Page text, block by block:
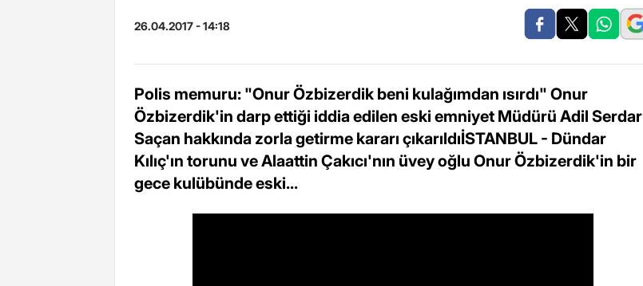
26.04.2017 - 14:18
Polis memuru: "Onur Özbizerdik beni kulağımdan ısırdı" Onur
Özbizerdik'in darp ettiği iddia edilen eski emniyet Müdürü Adil Serdar
Saçan hakkında zorla getirme kararı çıkarıldıİSTANBUL - Dündar
Kılıç'ın torunu ve Alaattin Çakıcı'nın üvey oğlu Onur Özbizerdik'in bir
gece kulübünde eski...